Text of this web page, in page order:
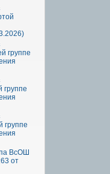
группе
группе
группе
ВсОШ
от